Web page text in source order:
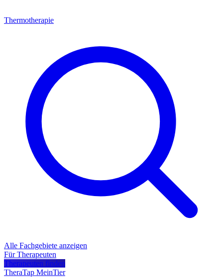
Thermotherapie
Alle Fachgebiete anzeigen
Für Therapeuten
Therapeuten finden
TheraTap MeinTier